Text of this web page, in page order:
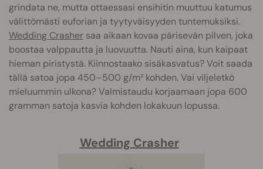
grindata ne, mutta ottaessasi ensihitin muuttuu katumus
välittömästi euforian ja tyytyväisyyden tuntemuksiksi.
Wedding Crasher saa aikaan kovaa pärisevän pilven, joka
boostaa valppautta ja luovuutta. Nauti aina, kun kaipaat
hieman piristystä. Kiinnostaako sisäkasvatus? Voit saada
tällä satoa jopa 450–500 g/m² kohden. Vai viljeletkö
mieluummin ulkona? Valmistaudu korjaamaan jopa 600
gramman satoja kasvia kohden lokakuun lopussa.
Wedding Crasher